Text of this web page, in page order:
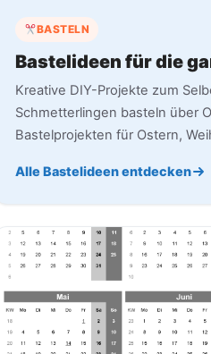
BASTELN
Bastelideen für die
Kreative DIY-Projekte zum
Schmetterlingen basteln über
Bastelprojekten für Ostern,
Alle Bastelideen entdecken